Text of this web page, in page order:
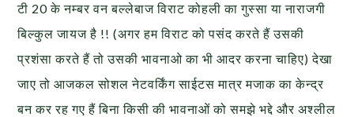
टी 20 के नम्बर वन बल्लेबाज विराट कोहली का गुस्सा या नाराजगी
बिल्कुल जायज है !! (अगर हम विराट को पसंद करते हैं उसकी
प्रशंसा करते हैं तो उसकी भावनाओ का भी आदर करना चाहिए) देखा
जाए तो आजकल सोशल नेटवर्किंग साईटस मात्र मजाक का केन्द्र
बन कर रह गए हैं बिना किसी की भावनाओं को समझे भद्दे और अश्लील